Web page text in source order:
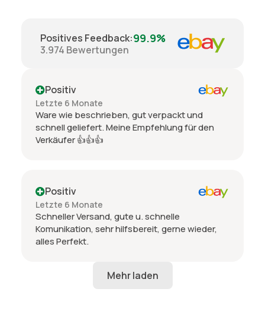
Positives Feedback:99.9%
3.974 Bewertungen
Positiv
Letzte 6 Monate
Ware wie beschrieben, gut verpackt und
schnell geliefert. Meine Empfehlung für den
Verkäufer 👍👍👍
Positiv
Letzte 6 Monate
Schneller Versand, gute u. schnelle
Komunikation, sehr hilfsbereit, gerne wieder,
alles Perfekt.